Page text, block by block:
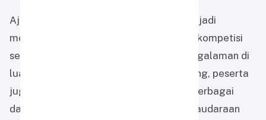
Ajang Muhammadiyah Games 2026 menjadi
momentum bagi siswa untuk belajar berkompetisi
secara sehat sekaligus memperluas pengalaman di
luar lingkungan sekolah. Selain bertanding, peserta
juga dapat bertemu dengan siswa dari berbagai
daerah dan membangun semangat persaudaraan